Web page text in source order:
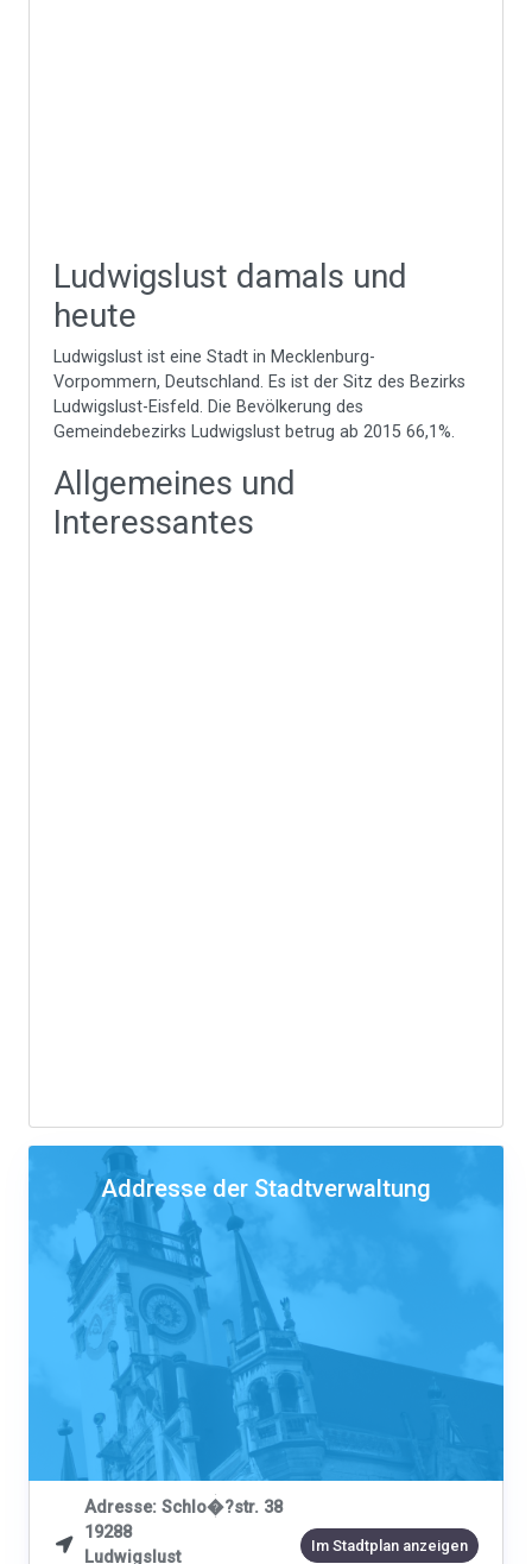
Ludwigslust damals und
heute
Ludwigslust ist eine Stadt in Mecklenburg-
Vorpommern, Deutschland. Es ist der Sitz des Bezirks
Ludwigslust-Eisfeld. Die Bevölkerung des
Gemeindebezirks Ludwigslust betrug ab 2015 66,1%.
Allgemeines und
Interessantes
Addresse der Stadtverwaltung

Adresse: Schlo�?str. 38
19288
Ludwigslust
Im Stadtplan anzeigen